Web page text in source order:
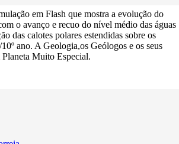
em Flash que mostra a evolução do
o avanço e recuo do nível médio das águas
das calotes polares estendidas sobre os
ano. A Geologia,os Geólogos e os seus
Muito Especial.